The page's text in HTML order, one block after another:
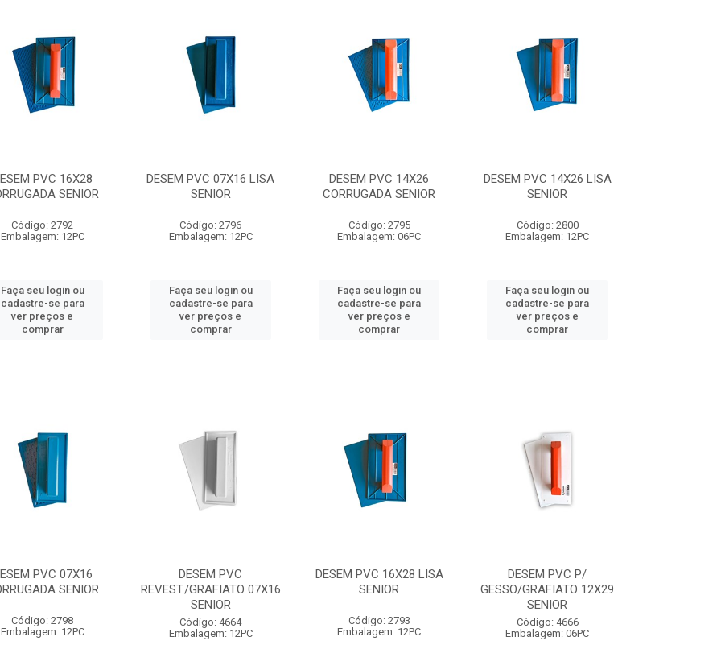
PVC 16X28
SENIOR
Código: 2792
Embalagem: 12PC
Faça seu login ou
cadastre-se para
ver preços e
comprar
DESEM PVC 07X16 LISA
SENIOR
Código: 2796
Embalagem: 12PC
Faça seu login ou
cadastre-se para
ver preços e
comprar
DESEM PVC 14X26
CORRUGADA SENIOR
Código: 2795
Embalagem: 06PC
Faça seu login ou
cadastre-se para
ver preços e
comprar
DESEM PVC 14X26 LISA
SENIOR
Código: 2800
Embalagem: 12PC
Faça seu login ou
cadastre-se para
ver preços e
comprar
PVC 07X16
SENIOR
Código: 2798
Embalagem: 12PC
DESEM PVC
REVEST./GRAFIATO 07X16
SENIOR
Código: 4664
Embalagem: 12PC
DESEM PVC 16X28 LISA
SENIOR
Código: 2793
Embalagem: 12PC
DESEM PVC P/
GESSO/GRAFIATO 12X29
SENIOR
Código: 4666
Embalagem: 06PC